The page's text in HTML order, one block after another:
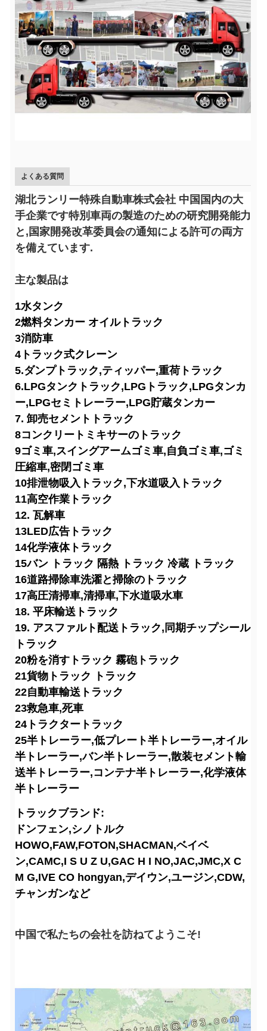
よくある質問
湖北ランリー特殊自動車株式会社 中国国内の大
手企業です特別車両の製造のための研究開発能力
と,国家開発改革委員会の通知による許可の両方
を備えています.
主な製品は
1水タンク
2燃料タンカー オイルトラック
3消防車
4トラック式クレーン
5.ダンプトラック,ティッパー,重荷トラック
6.LPGタンクトラック,LPGトラック,LPGタンカ
ー,LPGセミトレーラー,LPG貯蔵タンカー
7. 卸売セメントトラック
8コンクリートミキサーのトラック
9ゴミ車,スイングアームゴミ車,自負ゴミ車,ゴミ
圧縮車,密閉ゴミ車
10排泄物吸入トラック,下水道吸入トラック
11高空作業トラック
12. 瓦解車
13LED広告トラック
14化学液体トラック
15バン トラック 隔熱 トラック 冷蔵 トラック
16道路掃除車洗濯と掃除のトラック
17高圧清掃車,清掃車,下水道吸水車
18. 平床輸送トラック
19. アスファルト配送トラック,同期チップシール
トラック
20粉を消すトラック 霧砲トラック
21貨物トラック トラック
22自動車輸送トラック
23救急車,死車
24トラクタートラック
25半トレーラー,低プレート半トレーラー,オイル
半トレーラー,バン半トレーラー,散装セメント輸
送半トレーラー,コンテナ半トレーラー,化学液体
半トレーラー
トラックブランド:
ドンフェン,シノトルク
HOWO,FAW,FOTON,SHACMAN,ベイベ
ン,CAMC,I S U Z U,GAC H I NO,JAC,JMC,X C
M G,IVE CO hongyan,デイウン,ユージン,CDW,
チャンガンなど
中国で私たちの会社を訪ねてようこそ!